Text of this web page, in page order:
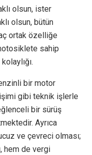
olsun, ister
olsun, bütün
ortak özelliğe
sahip
bir motor
gibi teknik işlerle
bir sürüş
Ayrıca
ve çevreci olması;
hem de vergi